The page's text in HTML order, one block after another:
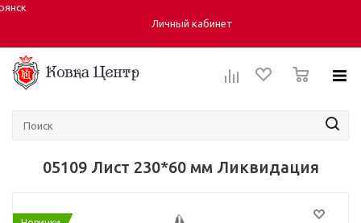
Личный кабинет
05109 Лист 230*60 мм Ликвидация